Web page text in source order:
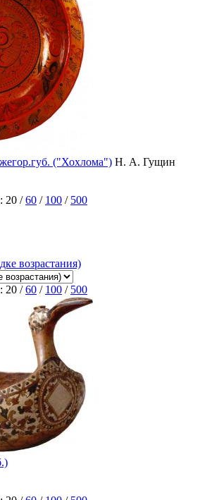
("Хохлома") Н. А. Гущин
20 /60 / 100 / 500
возрастания)
20 /60 / 100 / 500